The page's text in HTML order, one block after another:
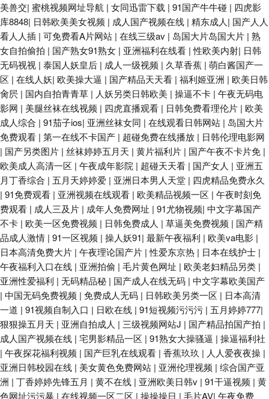
美兽交| 蜜桃视频网址导航 | 女同迅雷下载 | 91国产牛牛碰 | 四虎影
库8848| 日韩欧美美女视频 | 成人国产视频在线 | 精东成人| 国产人人
看人人插 | 可免费看A片网站 | 在线三级av | 岛国大片岛国大片 | 熟
女自拍偷拍 | 国产熟女91熟女 | 亚洲福利在线看 |性欧美内射| 日韩
无码视视 | 泰国人妖皇后 | 成人一级视频 | 久草香蕉 | 萌白酱国产一
区 | 在线人妖| 欧美操大逼 | 国产精品天天看 | 福利姬亚洲 | 欧美日韩
肏屄 | 国内自拍青青草 | 人妖另类日韩欧美 | 操逼不卡 | 午夜无码电
影网 | 美腿丝袜在线视频 | 四虎直播观看 | 日韩免费看理伦片 | 欧美
成人综合 | 91茄子ios| 亚洲丝袜女同 | 在线观看日韩网站 | 岛国大片
免费观看 | 第一在线不卡国产 | 超碰免费在线播放 | 日韩伦理电影网
| 国产另类图片 | 丝袜婷婷五月天 | 黄片福利片 | 国产午夜不卡片免 |
欧美成人高清一区 | 午夜成年影院 | 超碰天天看 | 国产女人 | 亚洲五
月丁香综合 | 五月天婷婷爱 | 亚洲日本男人天堂 | 四虎精品免费永久
| 91免费观看 | 亚洲视频在线观看 | 欧美精品视频一区 | 午夜时刻免
费观看 | 成人三及片 | 成年人免费网址 | 91尤物视频| 中文字幕国产
不卡 | 欧美一区免费视频 | 日韩免费成人 | 草逼美免费视频 | 国产精
品成人激情 | 91一区视频 | 操人妖91| 最新午夜福利 | 欧美va电影 |
日本高清免费大片 | 午夜理论国产片 |性爱东京热 | 日本在线护士 |
午夜福利入口在线 | 亚洲拍偷 | 毛片黄色网址 | 欧美老妇精品另类 |
亚洲性爱福利 | 无码精品秘 | 国产成人在线无码 | 中文字幕欧美国产
| 中国无码免费视频 | 免费成人无码 | 日韩欧美另类一区 | 日本高清
一道 | 91视频自制入口 | 日欧在线 | 91短视频污污污 | 五月婷婷777|
狠狠操五月天 | 亚洲自拍成人 | 三级视频网站J | 国产精品拍国产拍 |
成人国产视频在线 | 宅男影精品一区 | 91熟女大操骚逼 | 操逼福利社
| 午夜探花福利视频 | 国产巨乳在线观看 | 香蕉玖玖 | 人人爱夜夜操 |
亚洲日韩校园在线 | 美女黄色免费网站 | 亚洲伦理视频 | 综合国产亚
洲 | 丁香婷婷先锋五月 | 黄不在线 | 亚洲欧美日韩v | 91干逼视频 | 黄
色网址污污暴 | 在线视频一区二区 | 操操操日 | 毛片AV| 午夜免费